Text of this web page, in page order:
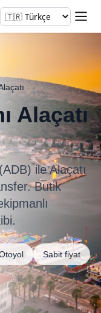
Alaçatı
ile Alaçatı
Butik
Sabit fiyat